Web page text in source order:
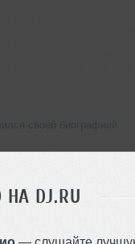
DJ.RU
— слушайте